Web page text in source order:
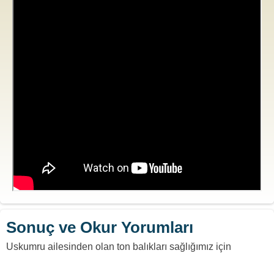
Sonuç ve Okur Yorumları
Uskumru ailesinden olan ton balıkları sağlığımız için